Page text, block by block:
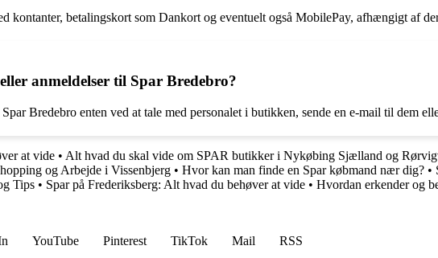
kontanter, betalingskort som Dankort og eventuelt også MobilePay, afhængigt af
anmeldelser til Spar Bredebro?
Bredebro enten ved at tale med personalet i butikken, sende en e-mail til dem
at vide • Alt hvad du skal vide om SPAR butikker i Nykøbing Sjælland og
og Arbejde i Vissenbjerg • Hvor kan man finde en Spar købmand nær dig? •
Tips • Spar på Frederiksberg: Alt hvad du behøver at vide • Hvordan erkender og
YouTube Pinterest TikTok Mail
RSS